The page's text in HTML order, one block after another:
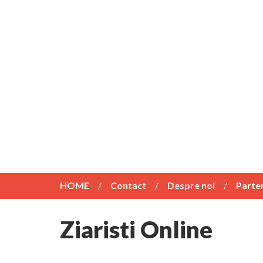
HOME Contact Despre noi
Ziaristi Online